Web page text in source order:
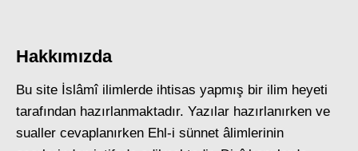
Hakkımızda
Bu site İslâmî ilimlerde ihtisas yapmış bir ilim heyeti
tarafından hazırlanmaktadır. Yazılar hazırlanırken ve
sualler cevaplanırken Ehl-i sünnet âlimlerinin